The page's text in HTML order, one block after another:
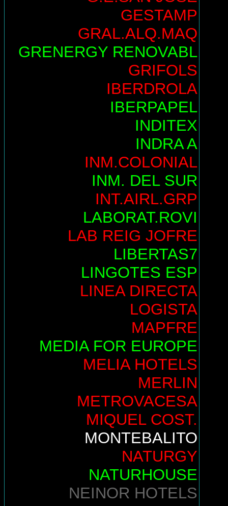
GESTAMP
GRAL.ALQ.MAQ
GRENERGY RENOVABL
GRIFOLS
IBERDROLA
IBERPAPEL
INDITEX
INDRA A
INM.COLONIAL
INM. DEL SUR
INT.AIRL.GRP
LABORAT.ROVI
LAB REIG JOFRE
LIBERTAS7
LINGOTES ESP
LINEA DIRECTA
LOGISTA
MAPFRE
MEDIA FOR EUROPE
MELIA HOTELS
MERLIN
METROVACESA
MIQUEL COST.
MONTEBALITO
NATURGY
NATURHOUSE
NEINOR HOTELS